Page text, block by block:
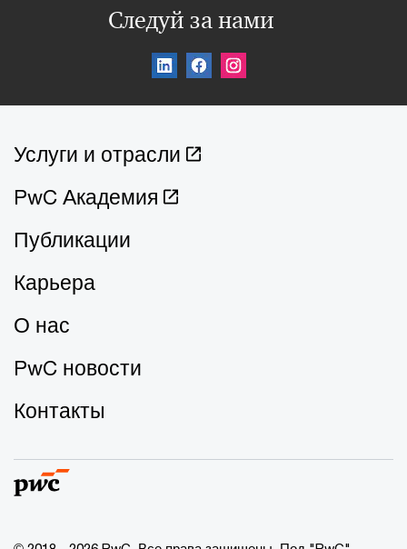
Следуй за нами
Услуги и отрасли
PwC Академия
Публикации
Карьера
О нас
PwC новости
Контакты